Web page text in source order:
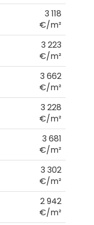
3 118
€/m²
3 223
€/m²
3 662
€/m²
3 228
€/m²
3 681
€/m²
3 302
€/m²
2 942
€/m²